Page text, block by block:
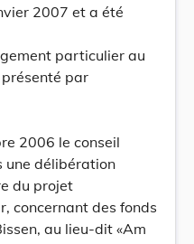
2007 et a été
particulier au
par
2006 le conseil
une délibération
du projet
concernant des fonds
au lieu-dit «Am